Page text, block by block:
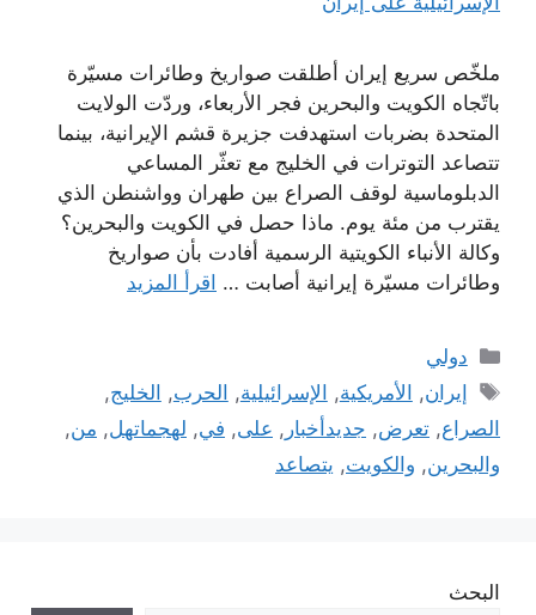
ملخّص سريع إيران أطلقت صواريخ وطائرات مسيّرة
باتّجاه الكويت والبحرين فجر الأربعاء، وردّت الولايت
المتحدة بضربات استهدفت جزيرة قشم الإيرانية، بينما
تتصاعد التوترات في الخليج مع تعثّر المساعي
الدبلوماسية لوقف الصراع بين طهران وواشنطن الذي
يقترب من مئة يوم. ماذا حصل في الكويت والبحرين؟
وكالة الأنباء الكويتية الرسمية أفادت بأن صواريخ
وطائرات مسيّرة إيرانية أصابت … اقرأ المزيد
التصنيفات
دولي
الوسوم
إيران, الأمريكية, الإسرائيلية, الحرب, الخليج,
الصراع, تعرض, جديدأخبار , على, في, لهجماتهل, من,
والبحرين, والكويت, يتصاعد
البحث